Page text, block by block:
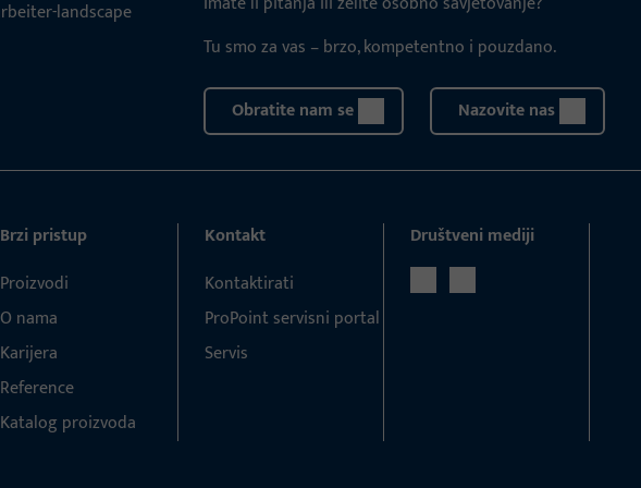
Tu smo za vas – brzo, kompetentno i pouzdano.
Obratite nam se Nazovite nas
Brzi pristup
Proizvodi
O nama
Karijera
Reference
Katalog proizvoda
Kontakt
Kontaktirati
ProPoint servisni portal
Servis
Društveni mediji